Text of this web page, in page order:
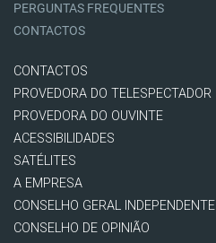
PERGUNTAS FREQUENTES
CONTACTOS
CONTACTOS
PROVEDORA DO TELESPECTADOR
PROVEDORA DO OUVINTE
ACESSIBILIDADES
SATÉLITES
A EMPRESA
CONSELHO GERAL INDEPENDENTE
CONSELHO DE OPINIÃO